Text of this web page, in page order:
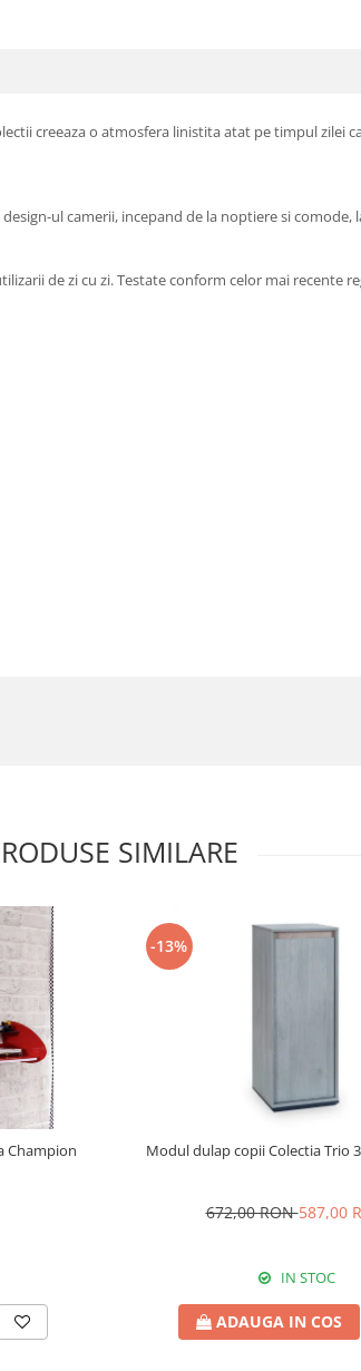
creeaza o atmosfera linistita atat pe timpul zilei
ul camerii, incepand de la noptiere si
de zi cu zi. Testate conform celor mai recente
SIMILARE
Champion
-13%
Modul dulap copii Colectia Trio
672,00 RON587,00
IN STOC
ADAUGA IN COS